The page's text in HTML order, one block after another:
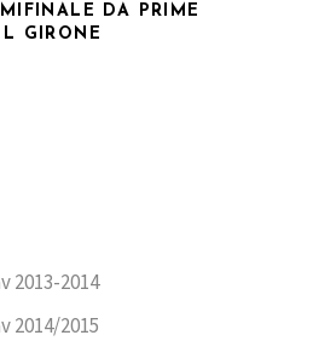
DA PRIME
GIRONE
2013-2014
2014/2015